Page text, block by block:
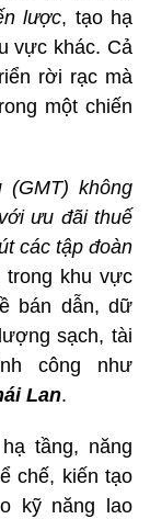
lược, tạo hạ
vực khác. Cả
rời rạc mà
một chiến
(GMT) không
ưu đãi thuế
các tập đoàn
khu vực
bán dẫn, dữ
sạch, tài
công như
Lan.
tầng, năng
chế, kiến tạo
kỹ năng lao